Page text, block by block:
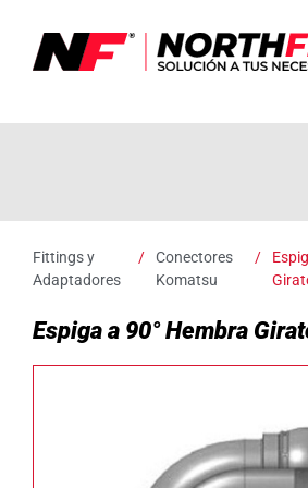
Fittings y
Adaptadores
/
Conectores
Komatsu
/
Espiga a 90° Hembra